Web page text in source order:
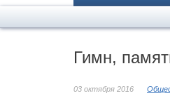
Гимн,
03 октября 2016